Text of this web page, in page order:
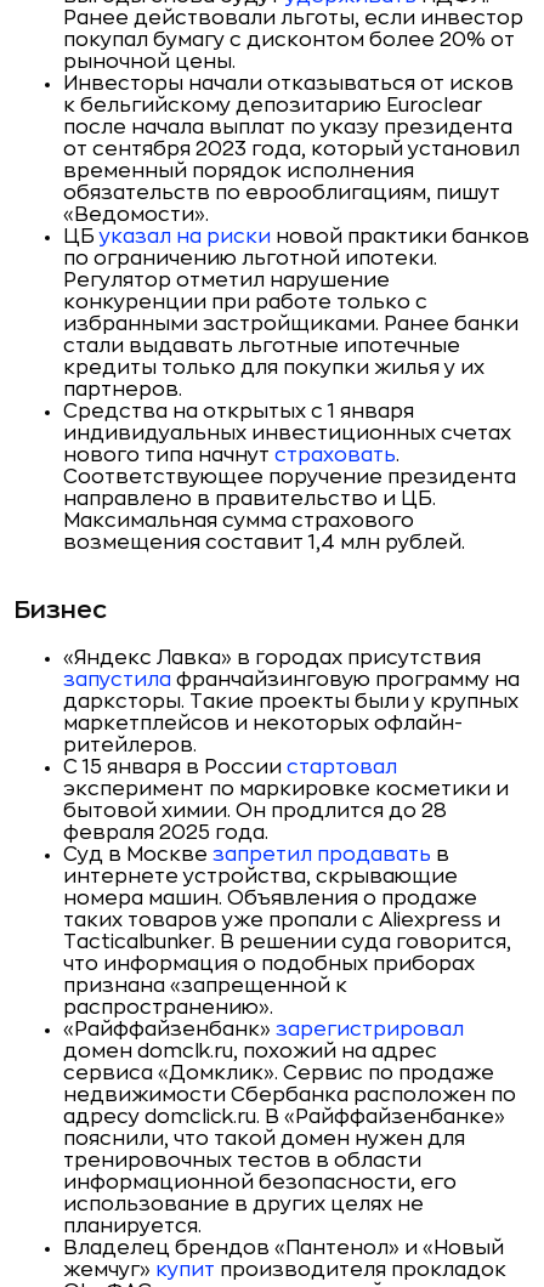
Ранее действовали льготы, если инвестор
покупал бумагу с дисконтом более 20% от
рыночной цены.
Инвесторы начали отказываться от исков
к бельгийскому депозитарию Euroclear
после начала выплат по указу президента
от сентября 2023 года, который установил
временный порядок исполнения
обязательств по еврооблигациям, пишут
«Ведомости».
ЦБуказал на риски новой практики банков
по ограничению льготной ипотеки.
Регулятор отметил нарушение
конкуренции при работе только с
избранными застройщиками. Ранее банки
стали выдавать льготные ипотечные
кредиты только для покупки жилья у их
партнеров.
Средства на открытых с 1 января
индивидуальных инвестиционных счетах
нового типа начнут страховать.
Соответствующее поручение президента
направлено в правительство и ЦБ.
Максимальная сумма страхового
возмещения составит 1,4 млн рублей.
Бизнес
«Яндекс Лавка» в городах присутствия
запустила франчайзинговую программу на
дарксторы. Такие проекты были у крупных
маркетплейсов и некоторых офлайн-
ритейлеров.
С 15 января в России стартовал
эксперимент по маркировке косметики и
бытовой химии. Он продлится до 28
февраля 2025 года.
Суд в Москве запретил продавать в
интернете устройства, скрывающие
номера машин. Объявления о продаже
таких товаров уже пропали с Aliexpress и
Tacticalbunker. В решении суда говорится,
что информация о подобных приборах
признана «запрещенной к
распространению».
«Райффайзенбанк» зарегистрировал
домен domclk.ru, похожий на адрес
сервиса «Домклик». Сервис по продаже
недвижимости Сбербанка расположен по
адресу domclick.ru. В «Райффайзенбанке»
пояснили, что такой домен нужен для
тренировочных тестов в области
информационной безопасности, его
использование в других целях не
планируется.
Владелец брендов «Пантенол» и «Новый
жемчуг» купит производителя прокладок